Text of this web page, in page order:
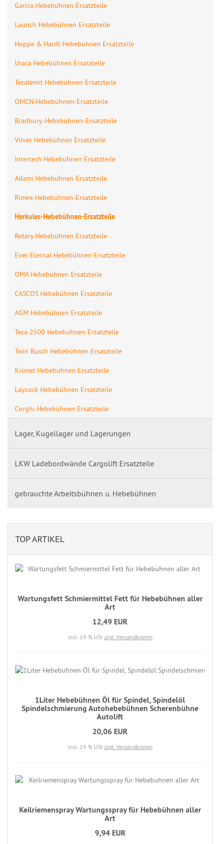
Garcia Hebebühnen Ersatzteile
Launch Hebebühnen Ersatzteile
Hoppe & Hardt Hebebühnen Ersatzteile
Uraca Hebebühnen Ersatzteile
Tecalemit Hebebühnen Ersatzteile
OMCN-Hebebühnen-Ersatzteile
Bradbury-Hebebühnen-Ersatzteile
Vilver Hebebühnen Ersatzteile
Intertech Hebebühnen Ersatzteile
Adami Hebebühnen Ersatzteile
Rimex-Hebebühnen-Ersatzteile
Herkules-Hebebühnen-Ersatzteile
Rotary Hebebühnen Ersatzteile
Ever Eternal Hebebühnen Ersatzteile
OMA Hebebühnen Ersatzteile
CASCOS Hebebühnen Ersatzteile
AGM Hebebühnen Ersatzteile
Teca 2500 Hebebühnen Ersatzteile
Twin Busch Hebebühnen Ersatzteile
Kismet Hebebühnen Ersatzteile
Laycock Hebebühnen Ersatzteile
Corghi Hebebühnen Ersatzteile
Lager, Kugellager und Lagerungen
LKW Ladebordwände Cargolift Ersatzteile
gebrauchte Arbeitsbühnen u. Hebebühnen
TOP ARTIKEL
Wartungsfett Schmiermittel Fett für Hebebühnen aller
Art
12,49 EUR
incl. 19 % USt zzgl. Versandkosten
1Liter Hebebühnen Öl für Spindel, Spindelöl
Spindelschmierung Autohebebühnen Scherenbühne
Autolift
20,06 EUR
incl. 19 % USt zzgl. Versandkosten
Keilriemenspray Wartungsspray für Hebebühnen aller
Art
9,94 EUR